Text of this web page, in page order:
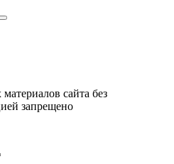
сайта без
запрещено